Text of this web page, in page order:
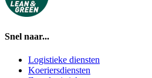
Snel naar...
Logistieke diensten
Koeriersdiensten